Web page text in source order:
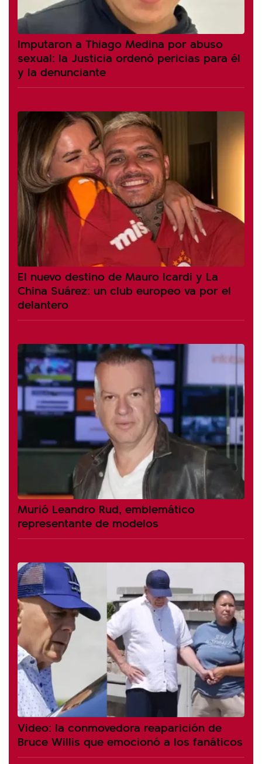
Imputaron a Thiago Medina por abuso
sexual: la Justicia ordenó pericias para él
y la denunciante
El nuevo destino de Mauro Icardi y La
China Suárez: un club europeo va por el
delantero
Murió Leandro Rud, emblemático
representante de modelos
Video: la conmovedora reaparición de
Bruce Willis que emocionó a los fanáticos